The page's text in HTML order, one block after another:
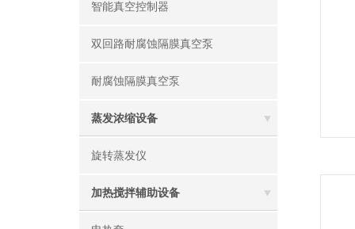
智能真空控制器
双回路耐腐蚀隔膜真空泵
耐腐蚀隔膜真空泵
蒸发浓缩设备
旋转蒸发仪
加热搅拌辅助设备